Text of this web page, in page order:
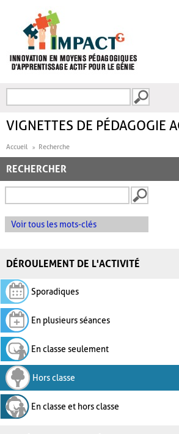
FORMULAIRE DE
VIGNETTES DE PÉDAGOGIE
Accueil Recherche
RECHERCHER
Voir tous les mots-clés
DÉROULEMENT DE L'ACTIVITÉ
Sporadiques
En plusieurs séances
En classe seulement
Hors classe
En classe et hors classe